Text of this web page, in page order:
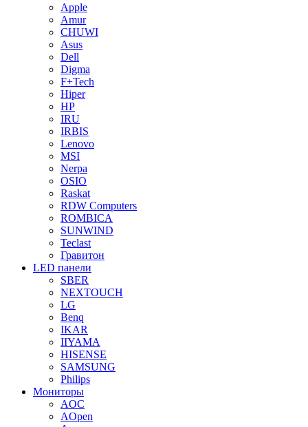
Apple
Amur
CHUWI
Asus
Dell
Digma
F+Tech
Hiper
HP
IRU
IRBIS
Lenovo
MSI
Nerpa
OSIO
Raskat
RDW Computers
ROMBICA
SUNWIND
Teclast
Гравитон
LED панели
SBER
NEXTOUCH
LG
Benq
IKAR
IIYAMA
HISENSE
SAMSUNG
Philips
Мониторы
AOC
AOpen